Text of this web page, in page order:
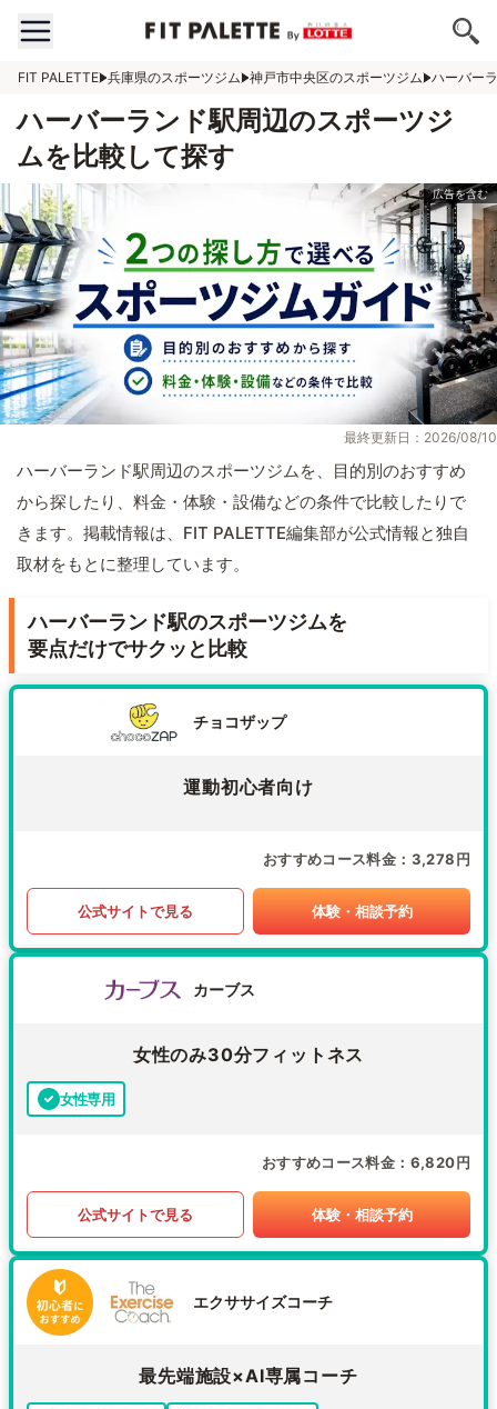
FIT PALETTE 兵庫県のスポーツジム 神戸市中央区のスポーツジム ハーバー
ハーバーランド駅周辺のスポーツジ
ムを比較して探す
最終更新日：2026/08/10
ハーバーランド駅周辺のスポーツジムを、目的別のおすすめ
から探したり、料金・体験・設備などの条件で比較したりで
きます。掲載情報は、FIT PALETTE編集部が公式情報と独自
取材をもとに整理しています。
ハーバーランド駅のスポーツジムを
要点だけでサクッと比較
チョコザップ
運動初心者向け
おすすめコース料金 3,278円
公式サイトで見る 体験・相談予約
カーブス
女性のみ30分フィットネス
女性専用
おすすめコース料金 6,820円
公式サイトで見る 体験・相談予約
エクササイズコーチ
最先端施設×AI専属コーチ